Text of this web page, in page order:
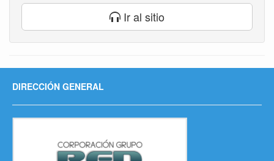
Ir al sitio
DIRECCIÓN GENERAL